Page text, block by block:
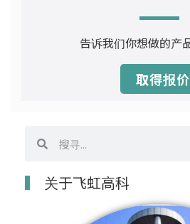
告诉我们你想做的产
取得报价
寻
关于飞虹高科